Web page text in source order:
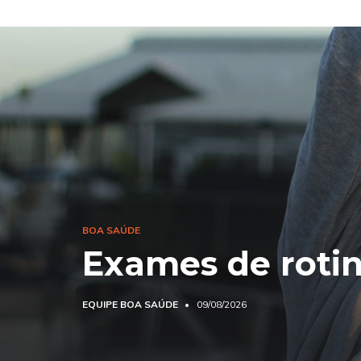
BOA SAÚDE
Exames de
EQUIPE BOA SAÚDE 09/08/2026